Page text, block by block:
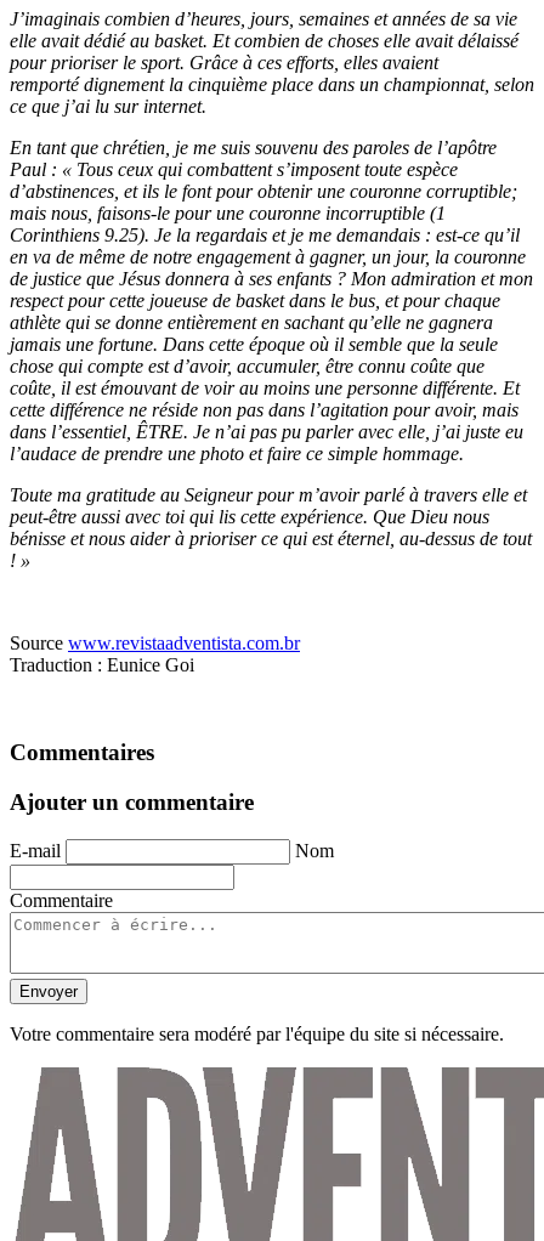
J’imaginais combien d’heures, jours, semaines et années de sa vie
elle avait dédié au basket. Et combien de choses elle avait délaissé
pour prioriser le sport. Grâce à ces efforts, elles avaient
remporté dignement la cinquième place dans un championnat, selon
ce que j’ai lu sur internet.
En tant que chrétien, je me suis souvenu des paroles de l’apôtre
Paul : « Tous ceux qui combattent s’imposent toute espèce
d’abstinences, et ils le font pour obtenir une couronne corruptible;
mais nous, faisons-le pour une couronne incorruptible (1
Corinthiens 9.25). Je la regardais et je me demandais : est-ce qu’il
en va de même de notre engagement à gagner, un jour, la couronne
de justice que Jésus donnera à ses enfants ? Mon admiration et mon
respect pour cette joueuse de basket dans le bus, et pour chaque
athlète qui se donne entièrement en sachant qu’elle ne gagnera
jamais une fortune. Dans cette époque où il semble que la seule
chose qui compte est d’avoir, accumuler, être connu coûte que
coûte, il est émouvant de voir au moins une personne différente. Et
cette différence ne réside non pas dans l’agitation pour avoir, mais
dans l’essentiel, ÊTRE. Je n’ai pas pu parler avec elle, j’ai juste eu
l’audace de prendre une photo et faire ce simple hommage.
Toute ma gratitude au Seigneur pour m’avoir parlé à travers elle et
peut-être aussi avec toi qui lis cette expérience. Que Dieu nous
bénisse et nous aider à prioriser ce qui est éternel, au-dessus de tout
! »
Source www.revistaadventista.com.br
Traduction : Eunice Goi
Commentaires
Ajouter un commentaire
E-mail Nom
Commentaire
Envoyer
Votre commentaire sera modéré par l'équipe du site si nécessaire.